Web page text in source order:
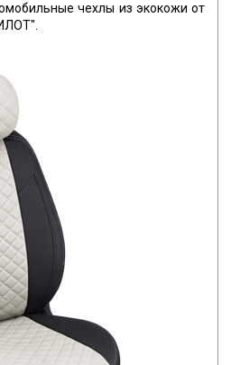
чехлы из экокожи от